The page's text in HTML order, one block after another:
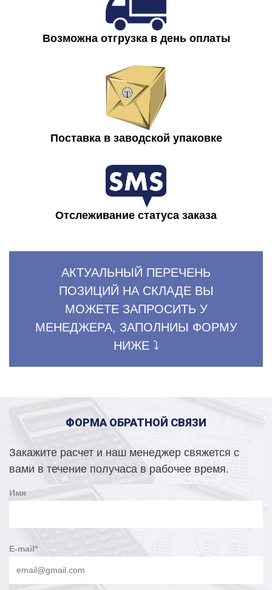
Возможна отгрузка в день оплаты
Поставка в заводской упаковке
Отслеживание статуса заказа
АКТУАЛЬНЫЙ ПЕРЕЧЕНЬ
ПОЗИЦИЙ НА СКЛАДЕ ВЫ
МОЖЕТЕ ЗАПРОСИТЬ У
МЕНЕДЖЕРА, ЗАПОЛНИЫ ФОРМУ
НИЖЕ ⤵️
ФОРМА ОБРАТНОЙ СВЯЗИ
Закажите расчет и наш менеджер свяжется с
вами в течение получаса в рабочее время.
Имя
E-mail*